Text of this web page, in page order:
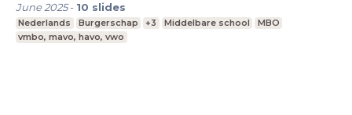
June 2025- 10 slides
Nederlands Burgerschap +3 Middelbare school
MBO
vmbo, mavo, havo, vwo